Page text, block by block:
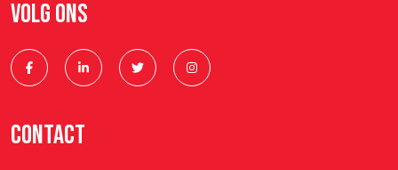
VOLG ONS
CONTACT